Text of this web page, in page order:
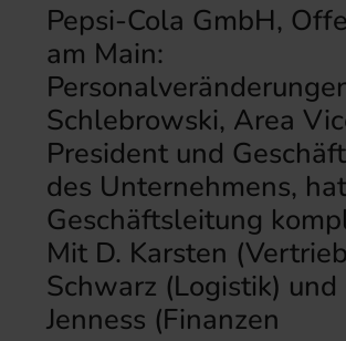
Pepsi-Cola GmbH,
am Main:
Schlebrowski, Area
President und
des Unternehmens,
Geschäftsleitung
Mit D. Karsten
Schwarz (Logistik) und
Jenness (Finanzen